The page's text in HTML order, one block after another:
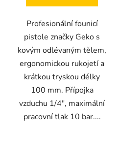
Profesionální founicí
pistole značky Geko s
kovým odlévaným tělem,
ergonomickou rukojetí a
krátkou tryskou délky
100 mm. Přípojka
vzduchu 1/4", maximální
pracovní tlak 10 bar....